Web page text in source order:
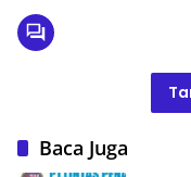
Baca Juga